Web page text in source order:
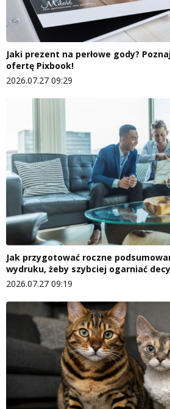
Jaki prezent na perłowe gody?
ofertę Pixbook!
2026.07.27 09:29
Jak przygotować roczne
wydruku, żeby szybciej ogarniać
2026.07.27 09:19